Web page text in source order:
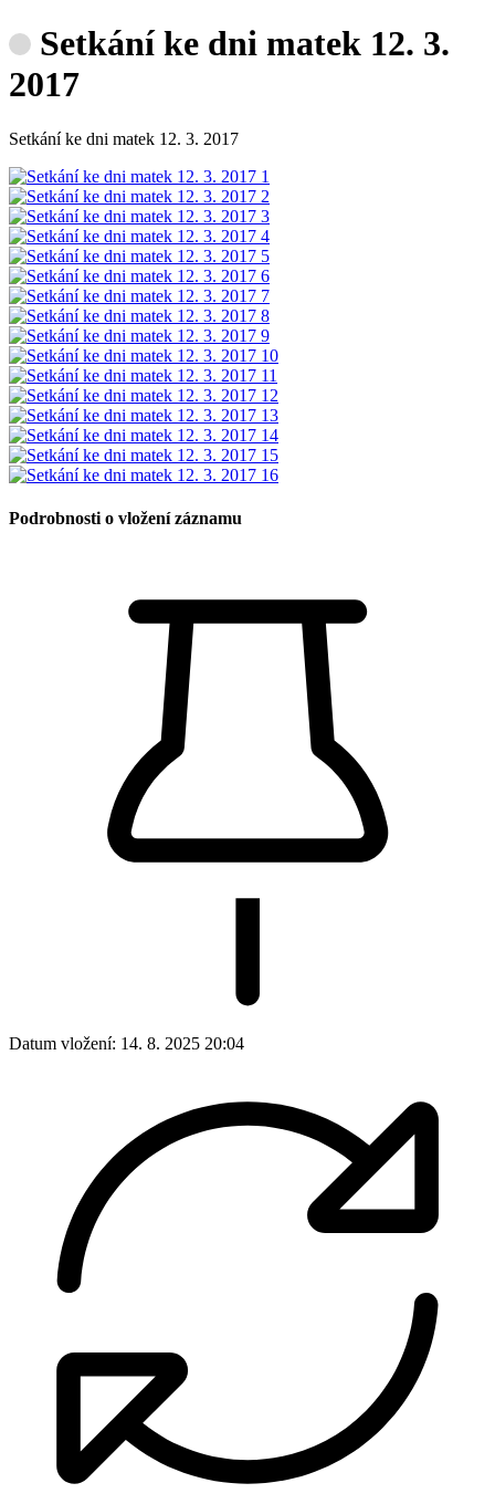
Setkání ke dni matek 12. 3.
2017
Setkání ke dni matek 12. 3. 2017
Podrobnosti o vložení záznamu
Datum vložení: 14. 8. 2025 20:04